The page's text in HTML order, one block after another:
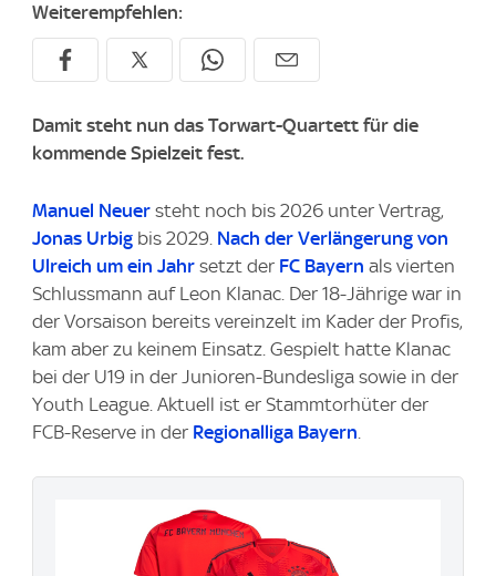
Weiterempfehlen:
Damit steht nun das Torwart-Quartett für die
kommende Spielzeit fest.
Manuel Neuer steht noch bis 2026 unter Vertrag,
Jonas Urbig bis 2029. Nach der Verlängerung von
Ulreich um ein Jahr setzt der FC Bayern als vierten
Schlussmann auf Leon Klanac. Der 18-Jährige war in
der Vorsaison bereits vereinzelt im Kader der Profis,
kam aber zu keinem Einsatz. Gespielt hatte Klanac
bei der U19 in der Junioren-Bundesliga sowie in der
Youth League. Aktuell ist er Stammtorhüter der
FCB-Reserve in der Regionalliga Bayern.